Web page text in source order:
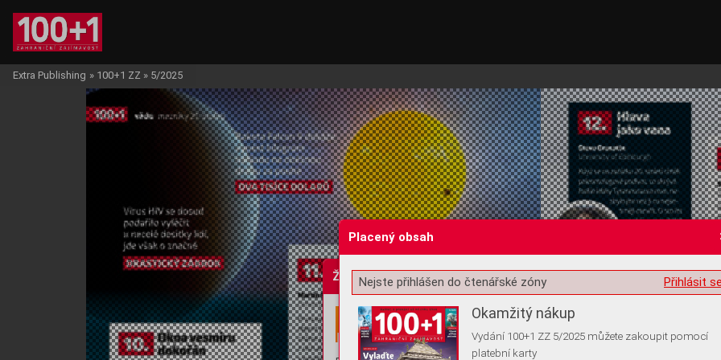
Žádost o souhlas s ukládáním volitelných informací
Extra Publishing » 100+1 ZZ » 5/2025
Placený obsah
Přihlásit
Nejste přihlášen do čtenářské zóny
Okamžitý nákup
Vydání 100+1 ZZ 5/2025 můžete zakoupit pomocí
platební karty